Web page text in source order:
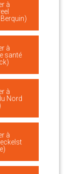
à
à
santé
à
Nord
à